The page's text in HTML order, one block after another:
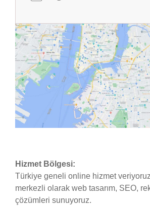
Hizmet Bölgesi:
Türkiye geneli online hizmet
merkezli olarak web tasarım, SEO,
çözümleri sunuyoruz.